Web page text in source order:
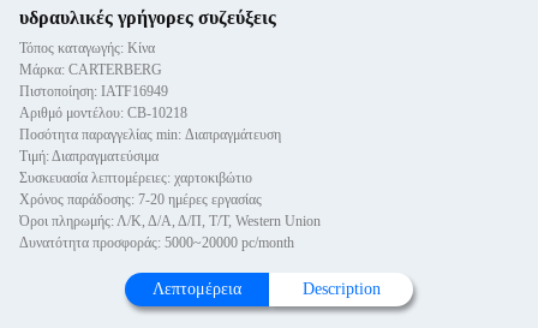
υδραυλικές γρήγορες συζεύξεις
Τόπος καταγωγής: Κίνα
Μάρκα: CARTERBERG
Πιστοποίηση: IATF16949
Αριθμό μοντέλου: CB-10218
Ποσότητα παραγγελίας min: Διαπραγμάτευση
Τιμή: Διαπραγματεύσιμα
Συσκευασία λεπτομέρειες: χαρτοκιβώτιο
Χρόνος παράδοσης: 7-20 ημέρες εργασίας
Όροι πληρωμής: Λ/Κ, Δ/Α, Δ/Π, Τ/Τ, Western Union
Δυνατότητα προσφοράς: 5000~20000 pc/month
Λεπτομέρεια Description